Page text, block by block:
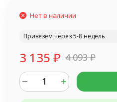
Нет в наличии
Привезём через 5-8 недель
3 135 ₽ 4 093₽